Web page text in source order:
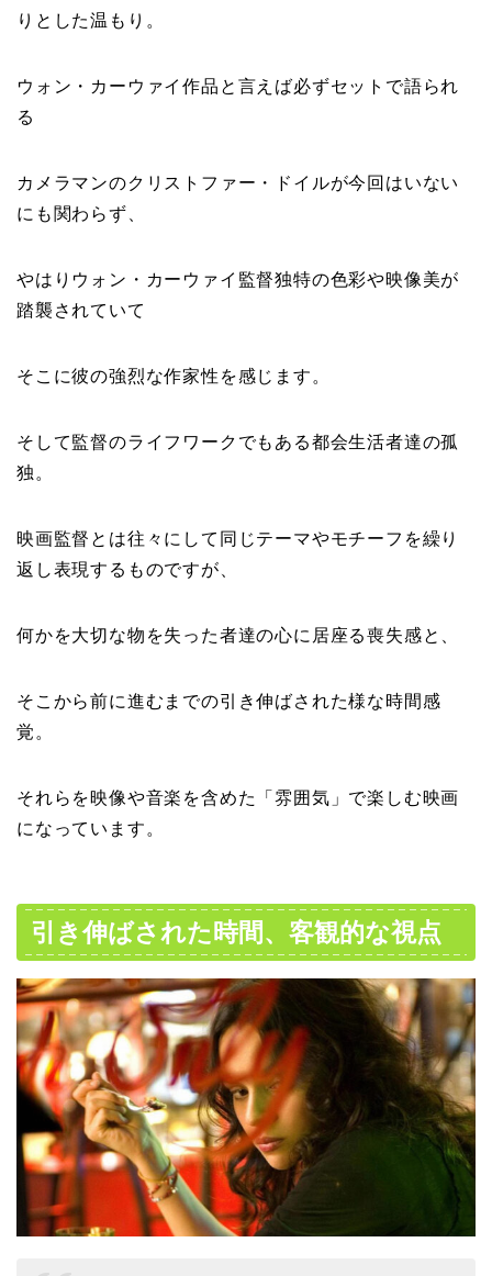
りとした温もり。
ウォン・カーウァイ作品と言えば必ずセットで語られ
る
カメラマンのクリストファー・ドイルが今回はいない
にも関わらず、
やはりウォン・カーウァイ監督独特の色彩や映像美が
踏襲されていて
そこに彼の強烈な作家性を感じます。
そして監督のライフワークでもある都会生活者達の孤
独。
映画監督とは往々にして同じテーマやモチーフを繰り
返し表現するものですが、
何かを大切な物を失った者達の心に居座る喪失感と、
そこから前に進むまでの引き伸ばされた様な時間感
覚。
それらを映像や音楽を含めた「雰囲気」で楽しむ映画
になっています。
引き伸ばされた時間、客観的な視点